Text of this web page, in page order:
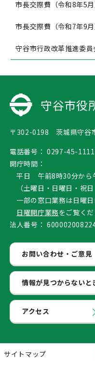
市長交際費（令和8年5月
市長交際費（令和7年9月
守谷市行政改革推進委員
守谷市役
〒302-0198 茨城県守谷
電話番号： 0297-45-1111
開庁時間：
平日 午前8時30分から
（土曜日・日曜日・祝
一部の窓口業務は日曜日
日曜開庁業務をご覧くだ
法人番号：
お問い合わせ・ご意見
情報が見つからないと
アクセス
サイトマップ